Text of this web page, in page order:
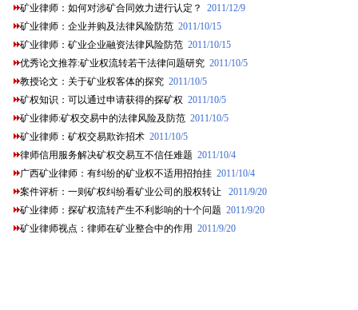
矿业律师：如何对涉矿合同效力进行认定？
2011/12/9
矿业律师：企业并购及法律风险防范 2011/10/15
矿业律师：矿业企业融资法律风险防范 2011/10/15
优秀论文推荐:矿业权流转若干法律问题研究 2011/10/5
教授论文：关于矿业权客体的探究 2011/10/5
矿权知识：可以通过申请获得的探矿权 2011/10/5
矿业律师:矿权交易中的法律风险及防范 2011/10/5
矿业律师：矿权交易欺诈招术 2011/10/5
律师信用服务解决矿权交易互不信任难题 2011/10/4
广西矿业律师：有纠纷的矿业权不适用招拍挂 2011/10/4
案件评析：一则矿权纠纷看矿业公司的股权转让
2011/9/20
矿业律师：探矿权流转产生不利影响的十个问题 2011/9/20
矿业律师视点：律师在矿业整合中的作用 2011/9/20